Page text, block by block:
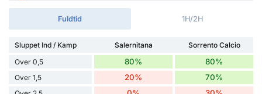
Fuldtid 1H/2H
Sluppet Ind / Kamp Salernitana
Sorrento Calcio
Over 0,5
80% 80%
Over 1,5 20% 70%